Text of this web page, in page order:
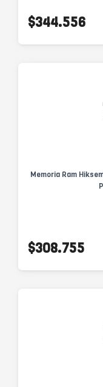
$344.556
Memoria Ram
$308.755